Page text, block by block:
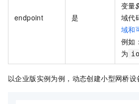
endpoint 是
变量
域代
域和
例如
为
以企业版实例为例，动态创建小型网桥设